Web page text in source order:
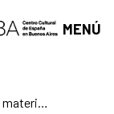
MENÚ
Generando memes durante la sequía: lo material de la nube digital